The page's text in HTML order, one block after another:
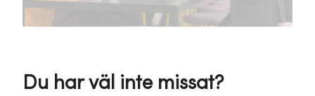
Du har väl inte missat?